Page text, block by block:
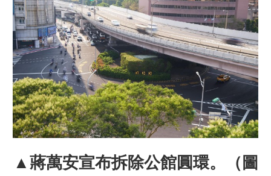
▲蔣萬安宣布拆除公館圓環。（圖